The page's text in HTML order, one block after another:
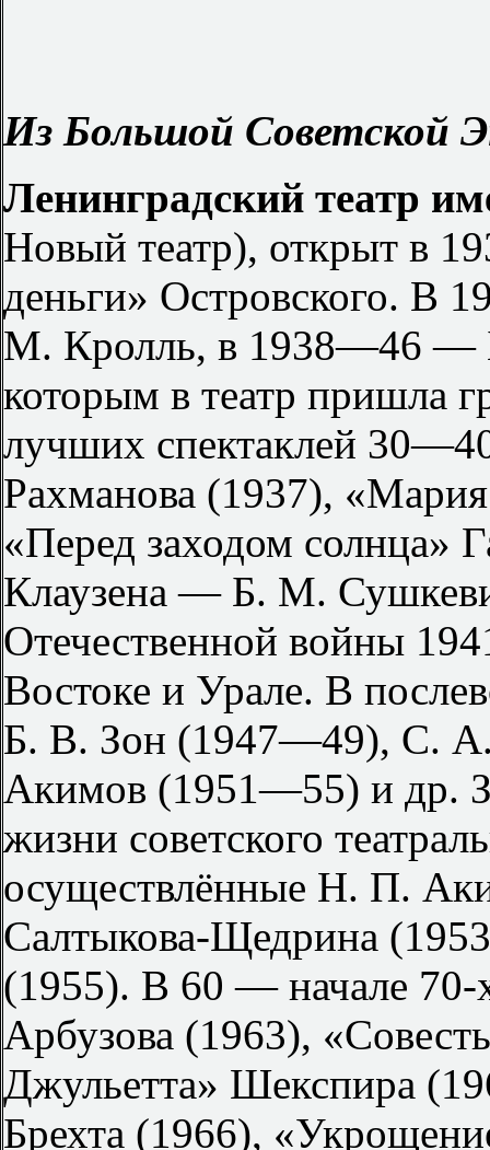
Из Большой Советской
Ленинградский театр
Новый театр), открыт в
деньги» Островского. В
М. Кролль, в 1938—46 —
которым в театр пришла
лучших спектаклей
Рахманова (1937),
«Перед заходом солнца»
Клаузена — Б. М.
Отечественной войны
Востоке и Урале. В
Б. В. Зон (1947—49), С.
Акимов (1951—55) и др.
жизни советского
осуществлённые Н. П.
Салтыкова-Щедрина
(1955). В 60 — начале 70-
Арбузова (1963),
Джульетта» Шекспира
Брехта (1966),